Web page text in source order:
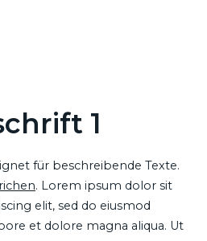
1
für beschreibende Texte.
. Lorem ipsum dolor sit
elit, sed do eiusmod
et dolore magna aliqua. Ut